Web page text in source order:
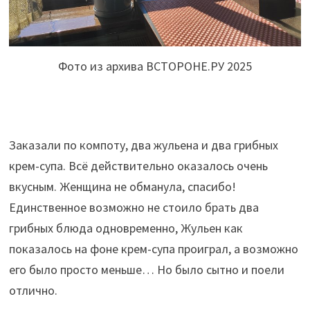
Фото из архива ВСТОРОНЕ.РУ 2025
Заказали по компоту, два жульена и два грибных
крем-супа. Всё действительно оказалось очень
вкусным. Женщина не обманула, спасибо!
Единственное возможно не стоило брать два
грибных блюда одновременно, Жульен как
показалось на фоне крем-супа проиграл, а возможно
его было просто меньше… Но было сытно и поели
отлично.